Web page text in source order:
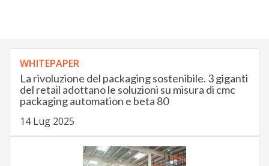
WHITEPAPER
La rivoluzione del packaging sostenibile. 3 giganti
del retail adottano le soluzioni su misura di cmc
packaging automation e beta 80
14 Lug 2025